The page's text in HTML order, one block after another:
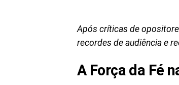
Após críticas de
recordes de audiência e
A Força da Fé